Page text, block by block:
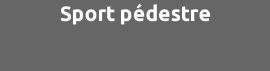
Sport pédestre